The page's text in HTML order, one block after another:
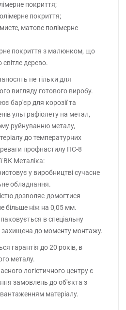
покриття;
покриття;
матове полімерне
покриття з малюнком, що
світле дерево.
не тільки для
вигляду готового виробу.
бар'єр для корозії та
ультрафіолету на метал,
руйнуванню металу,
до температурних
профнастилу ПС-8
ВК Металіка:
у виробництві сучасне
обладнання.
дозволяє домогтися
не більше ніж на 0,05 мм.
в спеціальну
захищена до моменту монтажу.
гарантія до 20 років, в
металу.
логістичного центру є
замовлень до об'єкта з
матеріалу.